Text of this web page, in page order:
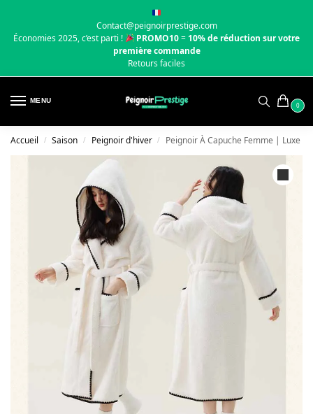
Contact@peignoirprestige.com
Économies 2025, c’est parti !
PROMO10=10% de réduction sur votre
première commande
Retours faciles
MENU
0
Accueil / Saison / Peignoir d'hiver / Peignoir À Capuche Femme | Luxe